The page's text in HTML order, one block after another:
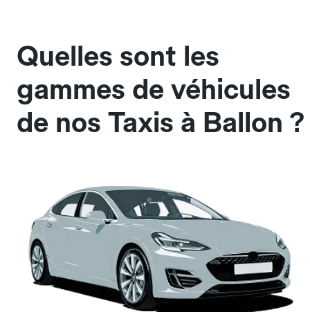
Quelles sont les
gammes de véhicules
de nos Taxis à Ballon ?